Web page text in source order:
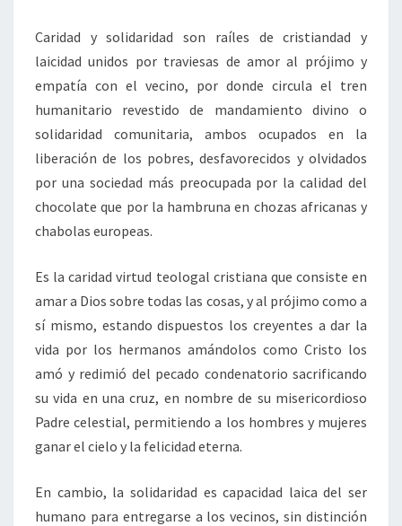
Caridad y solidaridad son raíles de cristiandad y
laicidad unidos por traviesas de amor al prójimo y
empatía con el vecino, por donde circula el tren
humanitario revestido de mandamiento divino o
solidaridad comunitaria, ambos ocupados en la
liberación de los pobres, desfavorecidos y olvidados
por una sociedad más preocupada por la calidad del
chocolate que por la hambruna en chozas africanas y
chabolas europeas.
Es la caridad virtud teologal cristiana que consiste en
amar a Dios sobre todas las cosas, y al prójimo como a
sí mismo, estando dispuestos los creyentes a dar la
vida por los hermanos amándolos como Cristo los
amó y redimió del pecado condenatorio sacrificando
su vida en una cruz, en nombre de su misericordioso
Padre celestial, permitiendo a los hombres y mujeres
ganar el cielo y la felicidad eterna.
En cambio, la solidaridad es capacidad laica del ser
humano para entregarse a los vecinos, sin distinción